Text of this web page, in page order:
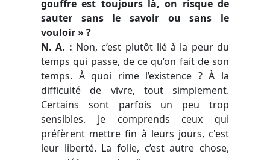
gouffre est toujours là, on risque de
sauter sans le savoir ou sans le
vouloir » ?
N. A. : Non, c’est plutôt lié à la peur du
temps qui passe, de ce qu’on fait de son
temps. À quoi rime l’existence ? À la
difficulté de vivre, tout simplement.
Certains sont parfois un peu trop
sensibles. Je comprends ceux qui
préfèrent mettre fin à leurs jours, c'est
leur liberté. La folie, c’est autre chose,